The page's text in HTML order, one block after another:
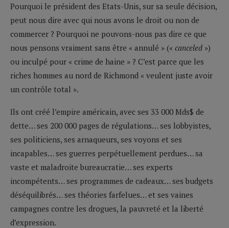
Pourquoi le président des Etats-Unis, sur sa seule décision,
peut nous dire avec qui nous avons le droit ou non de
commercer ? Pourquoi ne pouvons-nous pas dire ce que
nous pensons vraiment sans être « annulé » (« canceled »)
ou inculpé pour « crime de haine » ? C’est parce que les
riches hommes au nord de Richmond « veulent juste avoir
un contrôle total ».
Ils ont créé l’empire américain, avec ses 33 000 Mds$ de
dette… ses 200 000 pages de régulations… ses lobbyistes,
ses politiciens, ses arnaqueurs, ses voyons et ses
incapables… ses guerres perpétuellement perdues… sa
vaste et maladroite bureaucratie… ses experts
incompétents… ses programmes de cadeaux… ses budgets
déséquilibrés… ses théories farfelues… et ses vaines
campagnes contre les drogues, la pauvreté et la liberté
d’expression.